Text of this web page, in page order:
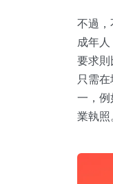
不過
成年
要求則
只需
一，
業執照